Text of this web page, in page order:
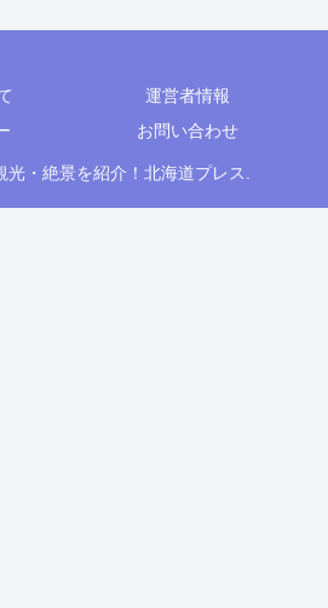
運営者情報
お問い合わせ
・絶景を紹介！北海道プレス.